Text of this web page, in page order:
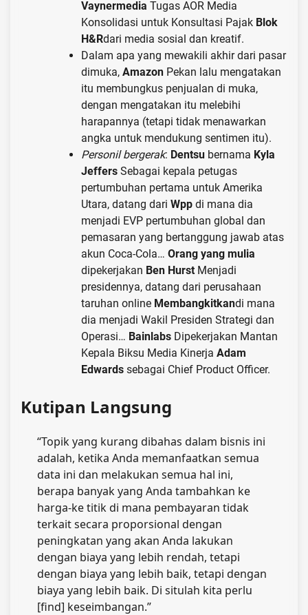
Vaynermedia Tugas AOR Media
Konsolidasi untuk Konsultasi Pajak Blok
H&Rdari media sosial dan kreatif.
Dalam apa yang mewakili akhir dari pasar
dimuka, Amazon Pekan lalu mengatakan
itu membungkus penjualan di muka,
dengan mengatakan itu melebihi
harapannya (tetapi tidak menawarkan
angka untuk mendukung sentimen itu).
Personil bergerak: Dentsu bernama Kyla
Jeffers Sebagai kepala petugas
pertumbuhan pertama untuk Amerika
Utara, datang dari Wpp di mana dia
menjadi EVP pertumbuhan global dan
pemasaran yang bertanggung jawab atas
akun Coca-Cola… Orang yang mulia
dipekerjakan Ben Hurst Menjadi
presidennya, datang dari perusahaan
taruhan online Membangkitkandi mana
dia menjadi Wakil Presiden Strategi dan
Operasi… Bainlabs Dipekerjakan Mantan
Kepala Biksu Media Kinerja Adam
Edwards sebagai Chief Product Officer.
Kutipan Langsung
“Topik yang kurang dibahas dalam bisnis ini
adalah, ketika Anda memanfaatkan semua
data ini dan melakukan semua hal ini,
berapa banyak yang Anda tambahkan ke
harga-ke titik di mana pembayaran tidak
terkait secara proporsional dengan
peningkatan yang akan Anda lakukan
dengan biaya yang lebih rendah, tetapi
dengan biaya yang lebih baik, tetapi dengan
biaya yang lebih baik. Di situlah kita perlu
[find] keseimbangan.”